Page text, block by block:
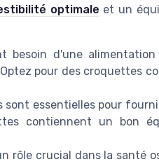
optimale et un
besoin d'une
pour des croquettes
essentielles pour
contiennent un bon
rôle crucial dans la santé